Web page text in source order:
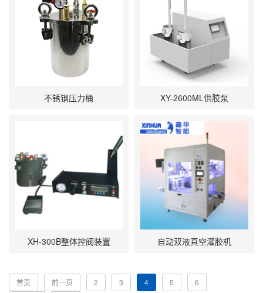
不锈钢压力桶 XY-2600ML供胶泵
XH-300B整体控阀装置 自动双液真空灌胶机
首页 前一页 2 3 4 5 6